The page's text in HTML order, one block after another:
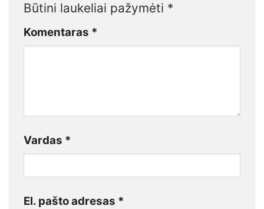
Būtini laukeliai pažymėti *
Komentaras *
Vardas *
El. pašto adresas *